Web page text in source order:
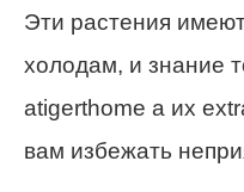
Эти растения
холодам, и знание
atigerthome а их
вам избежать